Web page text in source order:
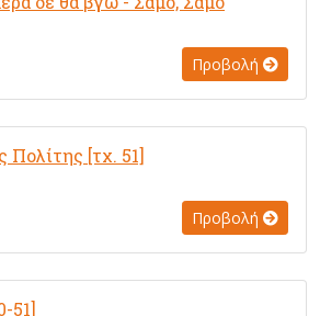
Προβολή
[τχ. 51]
Προβολή
51]